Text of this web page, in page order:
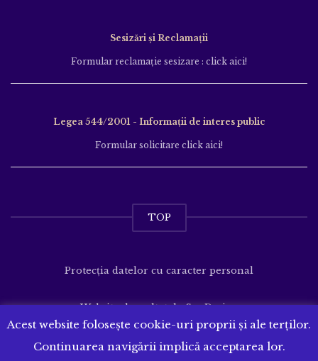
Sesizări și Reclamații
Formular reclamație sesizare : click aici!
Legea 544/2001 - Informații de interes public
Formular solicitare click aici!
TOP
Protecția datelor cu caracter personal
Website dezvoltat deSenDesign
Acest website folosește cookie-uri proprii și ale terților.
Continuarea navigării implică acceptarea lor.